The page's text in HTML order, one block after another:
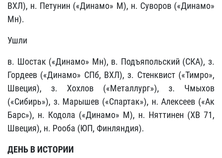
ВХЛ), н. Петунин («Динамо» М), н. Суворов («Динамо»
Мн).
Ушли
в. Шостак («Динамо» Мн), в. Подъяпольский (СКА), з.
Гордеев («Динамо» СПб, ВХЛ), з. Стенквист («Тимро»,
Швеция), з. Хохлов («Металлург»), з. Чмыхов
(«Сибирь»), з. Марышев («Спартак»), н. Алексеев («Ак
Барс»), н. Кодола («Динамо» М), н. Няттинен (ХВ 71,
Швеция), н. Рооба (ЮП, Финляндия).
ДЕНЬ В ИСТОРИИ